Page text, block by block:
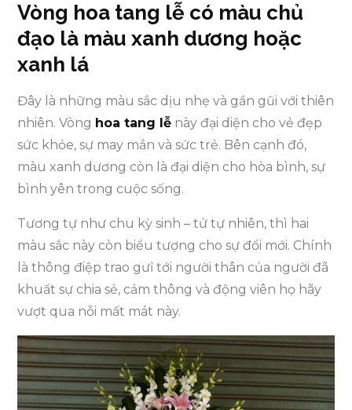
Vòng hoa tang lễ có màu chủ
đạo là màu xanh dương hoặc
xanh lá
Đây là những màu sắc dịu nhẹ và gần gũi với thiên
nhiên. Vòng hoa tang lễ này đại diện cho vẻ đẹp
sức khỏe, sự may mắn và sức trẻ. Bên cạnh đó,
màu xanh dương còn là đại diện cho hòa bình, sự
bình yên trong cuộc sống.
Tương tự như chu kỳ sinh – tử tự nhiên, thì hai
màu sắc này còn biểu tượng cho sự đổi mới. Chính
là thông điệp trao gưỉ tới người thân của người đã
khuất sự chia sẻ, cảm thông và động viên họ hãy
vượt qua nỗi mất mát này.